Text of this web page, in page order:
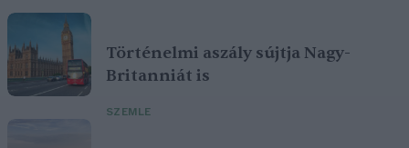
Történelmi aszály sújtja Nagy-
Britanniát is
SZEMLE